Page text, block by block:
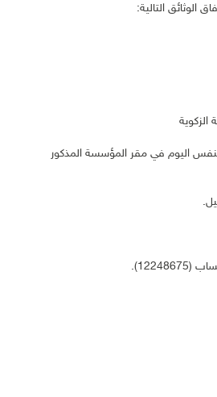
التالية:
الزكوية
الساعة 10 صباحا وسيتم فتح المظاريف بنفس اليوم في مقر المؤسسة المذكور